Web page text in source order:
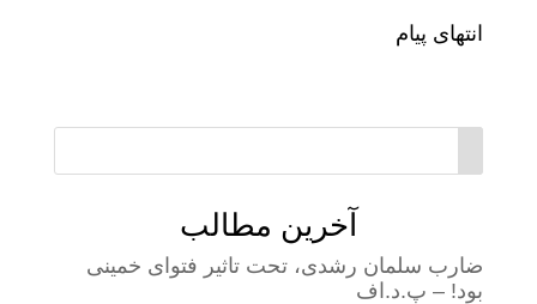
انتهای پیام
آخرین مطالب
ضارب سلمان رشدی، تحت تاثیر فتوای خمینی
بود! – پ.د.اف